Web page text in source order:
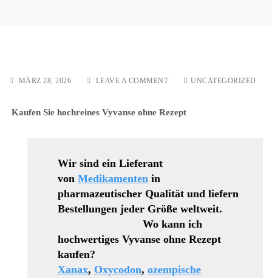
MÄRZ 28, 2026 LEAVE A COMMENTON
REZEPTFREI
UNCATEGORIZED
Kaufen Sie hochreines Vyvanse ohne Rezept
Wir sind ein Lieferant
von Medikamenten in
pharmazeutischer Qualität und liefern
Bestellungen jeder Größe weltweit.
Wo kann ich
hochwertiges Vyvanse ohne Rezept
kaufen?
Xanax, Oxycodon, ozempische